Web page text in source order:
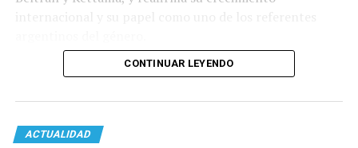
CONTINUAR LEYENDO
ACTUALIDAD